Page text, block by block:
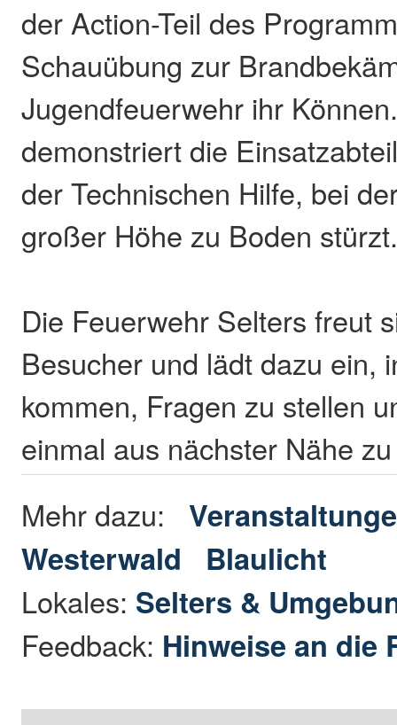
der Action-Teil des
Schauübung zur
Jugendfeuerwehr ihr
demonstriert die
der Technischen Hilfe, bei
großer Höhe zu Boden
Die Feuerwehr Selters freut
Besucher und lädt dazu ein,
kommen, Fragen zu stellen
einmal aus nächster Nähe
Mehr dazu:
Westerwald
Blaulicht
Lokales: Selters &
Feedback: Hinweise an die